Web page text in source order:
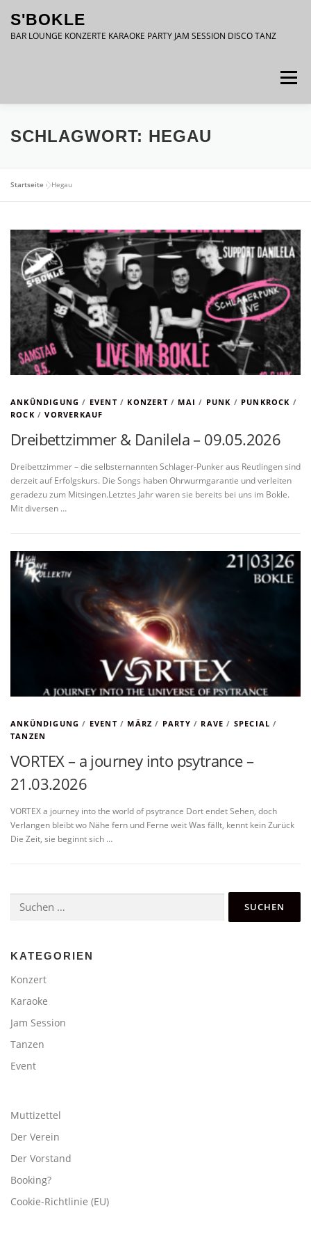
Inhalt
springen
S'BOKLE
BAR LOUNGE KONZERTE KARAOKE PARTY JAM SESSION DISCO TANZ
Menü
DATENSCHUTZ IMPRESSUM
SCHLAGWORT: HEGAU
Startseite »Hegau
ANKÜNDIGUNG / EVENT/ KONZERT/ MAI / PUNK / PUNKROCK /
ROCK /VORVERKAUF
Dreibettzimmer & Danilela – 09.05.2026
Dreibettzimmer – die selbsternannten Schlager-Punker aus Reutlingen sind
derzeit auf Erfolgskurs. Die Songs haben Ohrwurmgarantie und verleiten
geradezu zum Mitsingen.Letztes Jahr waren sie bereits bei uns im Bokle.
Mit diversen …
ANKÜNDIGUNG / EVENT/ MÄRZ / PARTY / RAVE / SPECIAL /
TANZEN
VORTEX – a journey into psytrance –
21.03.2026
VORTEX a journey into the world of psytrance Dort endet Sehen, doch
Verlangen bleibt wo Nähe fern und Ferne weit Was fällt, kennt kein Zurück
Die Zeit, sie beginnt sich …
nach:
KATEGORIEN
Konzert
Karaoke
Jam Session
Tanzen
Event
Muttizettel
Der Verein
Der Vorstand
Booking?
Cookie-Richtlinie (EU)